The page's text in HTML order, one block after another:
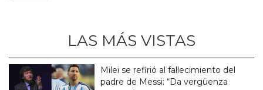
LAS MÁS VISTAS
Milei se refirió al fallecimiento del
padre de Messi: “Da vergüenza